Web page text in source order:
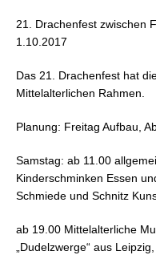
21. Drachenfest zwischen
1.10.2017
Das 21. Drachenfest hat
Mittelalterlichen Rahmen.
Planung: Freitag Aufbau,
Samstag: ab 11.00
Kinderschminken Essen
Schmiede und Schnitz
ab 19.00 Mittelalterliche
„Dudelzwerge“ aus